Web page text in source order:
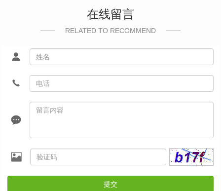
在线留言
RELATED TO RECOMMEND
提交